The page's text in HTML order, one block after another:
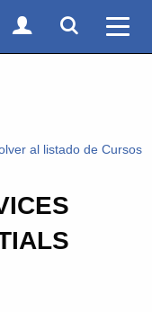
Socios
Acceso
al listado de Cursos